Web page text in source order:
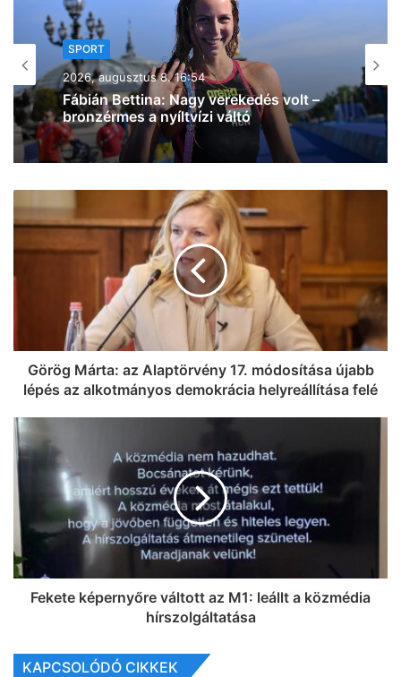
SPORT
2026, augusztus 8. 15:50
A háromszoros magyar bajnok
VIDEOTON FC – Fehérvár ellen lép
pályára ma délután a Szeged – Csanád
GA
Görög Márta: az Alaptörvény 17. módosítása újabb
lépés az alkotmányos demokrácia helyreállítása felé
Fekete képernyőre váltott az M1: leállt a közmédia
hírszolgáltatása
KAPCSOLÓDÓ CIKKEK